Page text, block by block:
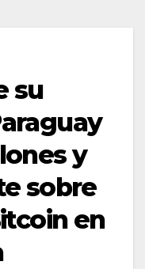
su
y
sobre
en